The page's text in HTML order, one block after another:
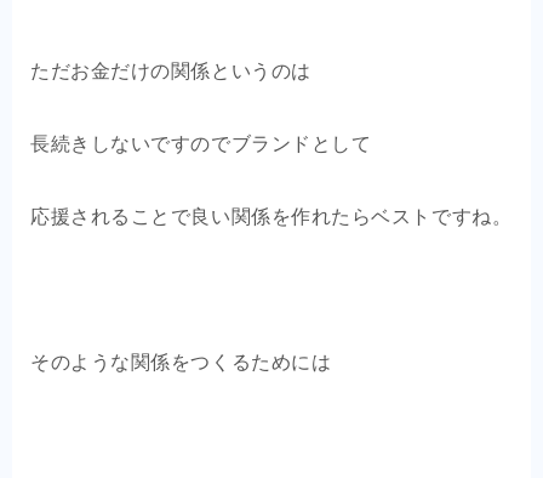
ただお金だけの関係というのは
長続きしないですのでブランドとして
応援されることで良い関係を作れたらベストですね。
そのような関係をつくるためには